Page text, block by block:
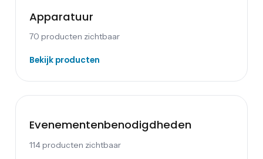
Apparatuur
70 producten zichtbaar
Bekijk producten
Evenementen­benodigdheden
114 producten zichtbaar